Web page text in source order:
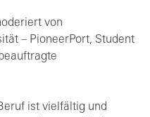
von
– PioneerPort, Student
ist vielfältig und